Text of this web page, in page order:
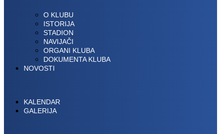
O KLUBU
ISTORIJA
STADION
NAVIJAČI
ORGANI KLUBA
DOKUMENTA KLUBA
NOVOSTI
KALENDAR
GALERIJA